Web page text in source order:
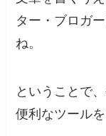
ター・ブロガ
ね。
ということで
便利なツール